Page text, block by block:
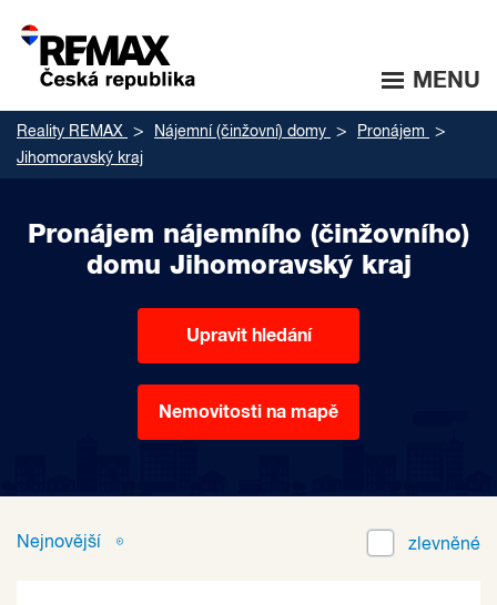
MENU
Reality REMAX Nájemní (činžovní) domy
Pronájem
Jihomoravský kraj
Pronájem nájemního (činžovního)
domu Jihomoravský kraj
Upravit hledání
Nemovitosti na mapě
Nejnovější zlevněné